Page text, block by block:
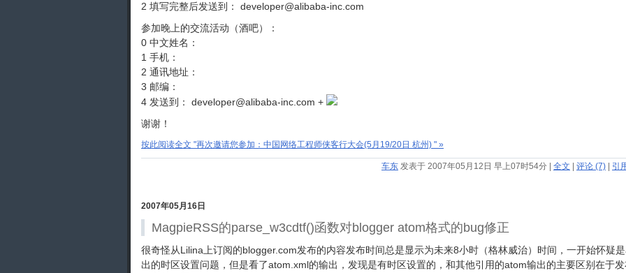
2 填写完整后发送到： developer@alibaba-inc.com
参加晚上的交流活动（酒吧）：
0 中文姓名：
1 手机：
2 通讯地址：
3 邮编：
4 发送到： developer@alibaba-inc.com +
谢谢！
按此阅读全文 "再次邀请您参加：中国网络工程师侠客行大会(5月19/20日 杭州) " »
车东 发表于 2007年05月12日 早上07时54分 全文 评论 (7) 引
2007年05月16日
MagpieRSS的parse_w3cdtf()函数对blogger atom格式的bug修正
很奇怪从Lilina上订阅的blogger.com发布的内容发布时间总是显示为未来8小时（格林威治）时间，一开始怀疑
出的时区设置问题，但是看了atom.xml的输出，发现是有时区设置的，和其他引用的atom输出的主要区别在于